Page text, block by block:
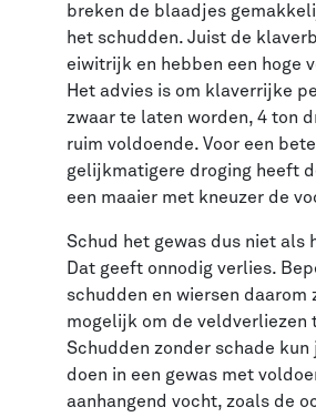
breken de blaadjes
het schudden. Juist de
eiwitrijk en hebben een hoge
Het advies is om klaverrijke
zwaar te laten worden, 4 ton
ruim voldoende. Voor een
gelijkmatigere droging heeft
een maaier met kneuzer de
Schud het gewas dus niet als
Dat geeft onnodig verlies.
schudden en wiersen daarom
mogelijk om de veldverliezen
Schudden zonder schade kun
doen in een gewas met
aanhangend vocht, zoals de